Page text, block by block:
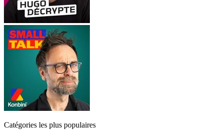
Catégories les plus populaires